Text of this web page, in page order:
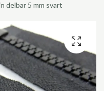
delbar 5 mm svart